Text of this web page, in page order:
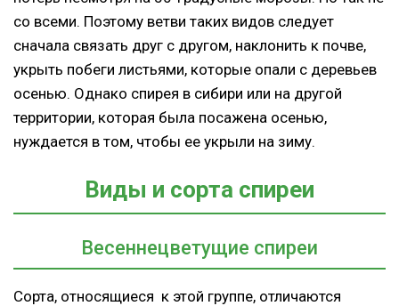
со всеми. Поэтому ветви таких видов следует
сначала связать друг с другом, наклонить к почве,
укрыть побеги листьями, которые опали с деревьев
осенью. Однако спирея в сибири или на другой
территории, которая была посажена осенью,
нуждается в том, чтобы ее укрыли на зиму.
Виды и сорта спиреи
Весеннецветущие спиреи
Сорта, относящиеся к этой группе, отличаются